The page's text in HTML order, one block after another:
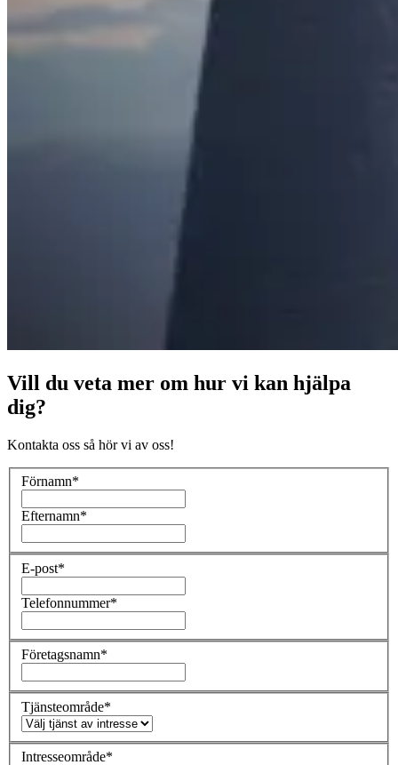
Vill du veta mer om hur vi kan hjälpa
dig?
Kontakta oss så hör vi av oss!
Förnamn*
Efternamn*
E-post*
Telefonnummer*
Företagsnamn*
Tjänsteområde*
Intresseområde*